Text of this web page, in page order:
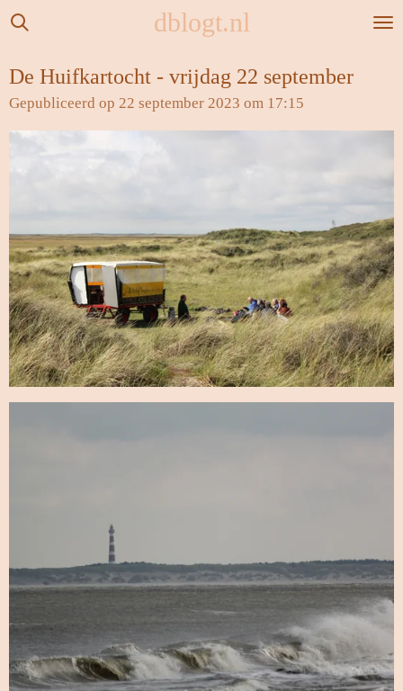
Ga
de
hoofdinhoud
dblogt.nl
De Huifkartocht - vrijdag 22 september
Gepubliceerd op 22 september 2023 om 17:15